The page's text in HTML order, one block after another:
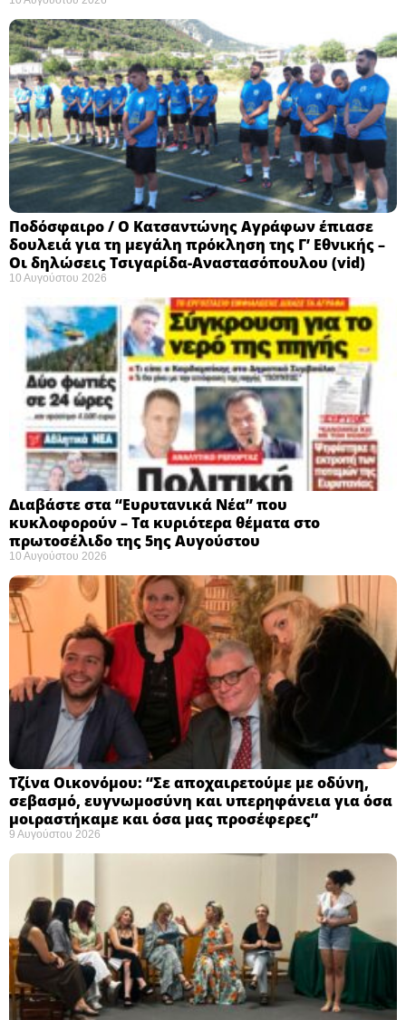
Ποδόσφαιρο / Ο Κατσαντώνης Αγράφων έπιασε
δουλειά για τη μεγάλη πρόκληση της Γ’ Εθνικής –
Οι δηλώσεις Τσιγαρίδα-Αναστασόπουλου (vid)
10 Αυγούστου 2026
Διαβάστε στα “Ευρυτανικά Νέα” που
κυκλοφορούν – Τα κυριότερα θέματα στο
πρωτοσέλιδο της 5ης Αυγούστου
10 Αυγούστου 2026
Τζίνα Οικονόμου: “Σε αποχαιρετούμε με οδύνη,
σεβασμό, ευγνωμοσύνη και υπερηφάνεια για όσα
μοιραστήκαμε και όσα μας προσέφερες”
9 Αυγούστου 2026